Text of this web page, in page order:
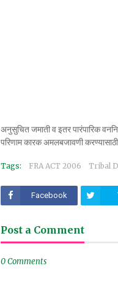
अनुसुचित जमाती व इतर पारंपारिक
परिणाम कारक अमलबजावणी
Tags: FRA ACT 2006 Tribal
Facebook
Post a Comment
0 Comments